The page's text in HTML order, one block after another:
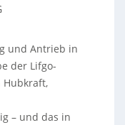
und Antrieb in
der Lifgo-
Hubkraft,
– und das in